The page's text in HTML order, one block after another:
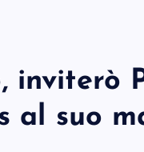
inviterò
al suo